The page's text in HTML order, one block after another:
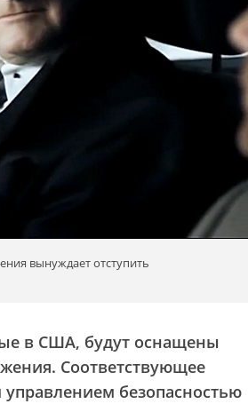
вынуждает отступить
в США, будут оснащены
Соответствующее
безопасностью